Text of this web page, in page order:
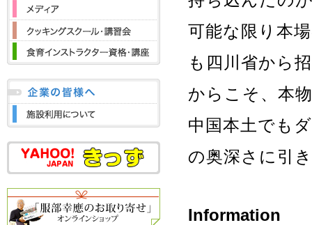
可能な限り本
も四川省から
からこそ、本
中国本土でも
の奥深さに引
Information